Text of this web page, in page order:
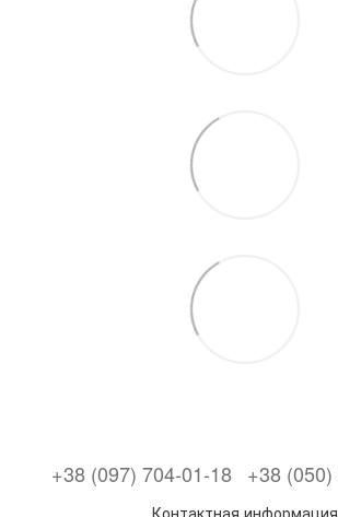
+38 (097) 704-01-18 +38 (050)
Контактная информация